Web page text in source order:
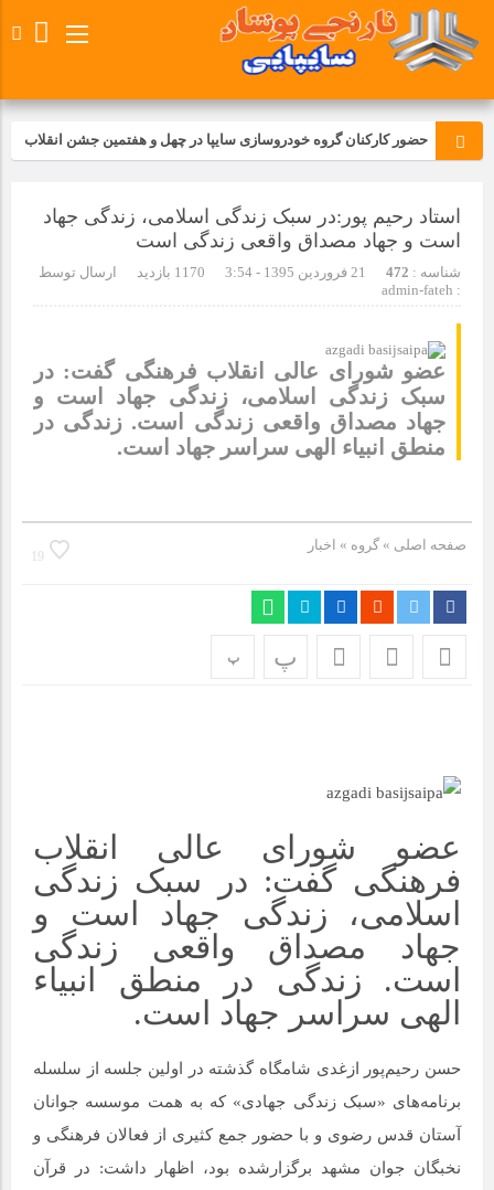
حضور کارکنان گروه خودروسازی سایپا در چهل و هفتمین جشن انقلاب
تجدید بیعت کارکنان شرکت پارس خودرو با آرمان های رهبر کبیر و فقید
انقلاب اسلامی ایران
مسابقات ورزشی در مگاموتوربا استقبال کارکنان برگزار شد
شرکت زامیاد
تجربه‌ای میدانی از صنعت برای دانش‌آموزان فنی‌وحرفه‌ای؛ بازدید
دانش‌آموزان از خطوط تولید مگاموتور
برگزار شد
مگاموتور
تیم شهدای مگاموتور در بزرگترین مسابقات گل کوچک جهان شرکت
استاد رحیم پور:در سبک زندگی اسلامی، زندگی جهاد
است و جهاد مصداق واقعی زندگی است
شناسه : 472 21 فروردین 1395 - 3:54
ارسال توسط
:
admin-fateh
عضو شورای عالی انقلاب فرهنگی گفت: در
سبک زندگی اسلامی، زندگی جهاد است و
جهاد مصداق واقعی زندگی است. زندگی در
منطق انبیاء الهی سراسر جهاد است.
صفحه اصلی » گروه » اخبار
19
پ پ
عضو شورای عالی انقلاب
فرهنگی گفت: در سبک زندگی
اسلامی، زندگی جهاد است و
جهاد مصداق واقعی زندگی
است. زندگی در منطق انبیاء
الهی سراسر جهاد است.
حسن رحیم‌پور ازغدی شامگاه گذشته در اولین جلسه از سلسله
برنامه‌های «سبک زندگی جهادی» که به همت موسسه جوانان
آستان قدس رضوی و با حضور جمع کثیری از فعالان فرهنگی و
نخبگان جوان مشهد برگزارشده بود، اظهار داشت: در قرآن